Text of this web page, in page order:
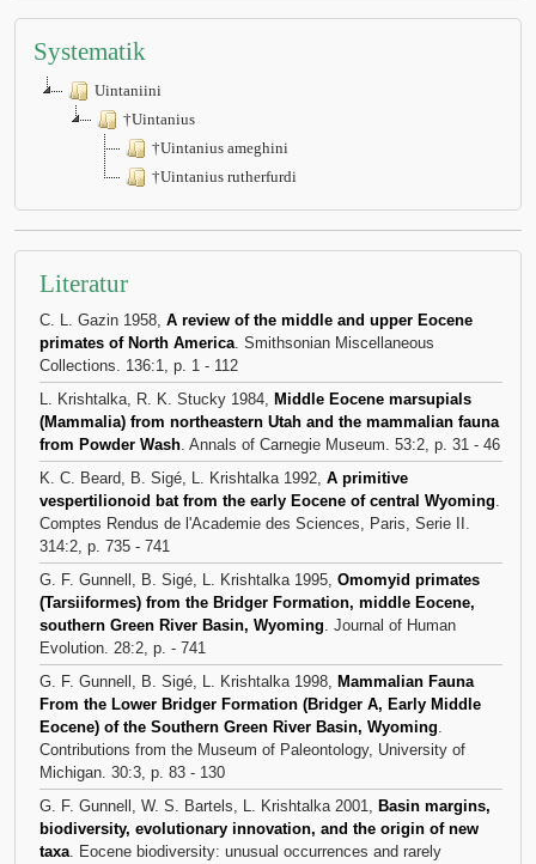
Systematik
Uintaniini
†Uintanius
†Uintanius ameghini
†Uintanius rutherfurdi
Literatur
C. L. Gazin 1958, A review of the middle and upper Eocene
primates of North America. Smithsonian Miscellaneous
Collections. 136:1, p. 1 - 112
L. Krishtalka, R. K. Stucky 1984, Middle Eocene marsupials
(Mammalia) from northeastern Utah and the mammalian fauna
from Powder Wash. Annals of Carnegie Museum. 53:2, p. 31 - 46
K. C. Beard, B. Sigé, L. Krishtalka 1992, A primitive
vespertilionoid bat from the early Eocene of central Wyoming.
Comptes Rendus de l'Academie des Sciences, Paris, Serie II.
314:2, p. 735 - 741
G. F. Gunnell, B. Sigé, L. Krishtalka 1995, Omomyid primates
(Tarsiiformes) from the Bridger Formation, middle Eocene,
southern Green River Basin, Wyoming. Journal of Human
Evolution. 28:2, p. - 741
G. F. Gunnell, B. Sigé, L. Krishtalka 1998, Mammalian Fauna
From the Lower Bridger Formation (Bridger A, Early Middle
Eocene) of the Southern Green River Basin, Wyoming.
Contributions from the Museum of Paleontology, University of
Michigan. 30:3, p. 83 - 130
G. F. Gunnell, W. S. Bartels, L. Krishtalka 2001, Basin margins,
biodiversity, evolutionary innovation, and the origin of new
taxa. Eocene biodiversity: unusual occurrences and rarely